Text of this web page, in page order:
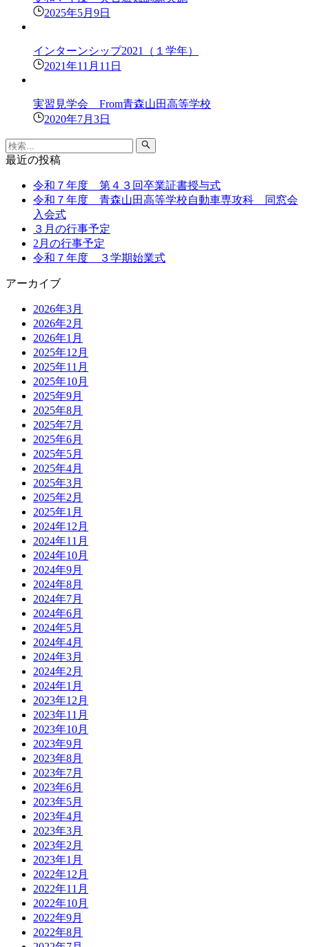
2025年5月9日
インターンシップ2021（１学年）
2021年11月11日
実習見学会 From青森山田高等学校
2020年7月3日
最近の投稿
令和７年度 第４３回卒業証書授与式
令和７年度 青森山田高等学校自動車専攻科 同窓会
入会式
３月の行事予定
2月の行事予定
令和７年度 ３学期始業式
アーカイブ
2026年3月
2026年2月
2026年1月
2025年12月
2025年11月
2025年10月
2025年9月
2025年8月
2025年7月
2025年6月
2025年5月
2025年4月
2025年3月
2025年2月
2025年1月
2024年12月
2024年11月
2024年10月
2024年9月
2024年8月
2024年7月
2024年6月
2024年5月
2024年4月
2024年3月
2024年2月
2024年1月
2023年12月
2023年11月
2023年10月
2023年9月
2023年8月
2023年7月
2023年6月
2023年5月
2023年4月
2023年3月
2023年2月
2023年1月
2022年12月
2022年11月
2022年10月
2022年9月
2022年8月